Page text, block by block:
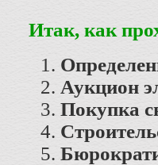
Итак, как
Аукцион
Покупка